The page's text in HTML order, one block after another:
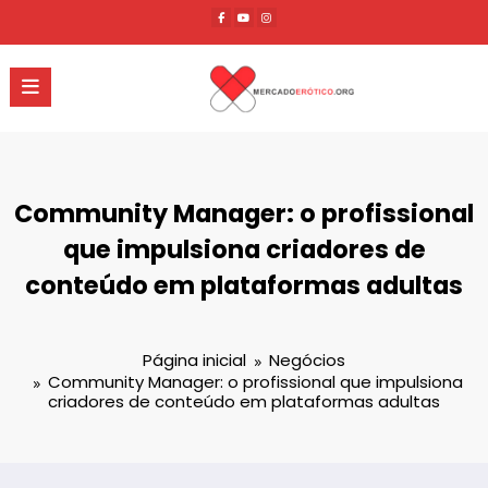
o
conteúdo
Community Manager: o profissional
que impulsiona criadores de
conteúdo em plataformas adultas
Página inicial
Negócios
Community Manager: o profissional que impulsiona
criadores de conteúdo em plataformas adultas